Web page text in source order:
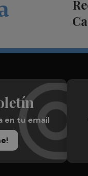
en tu email